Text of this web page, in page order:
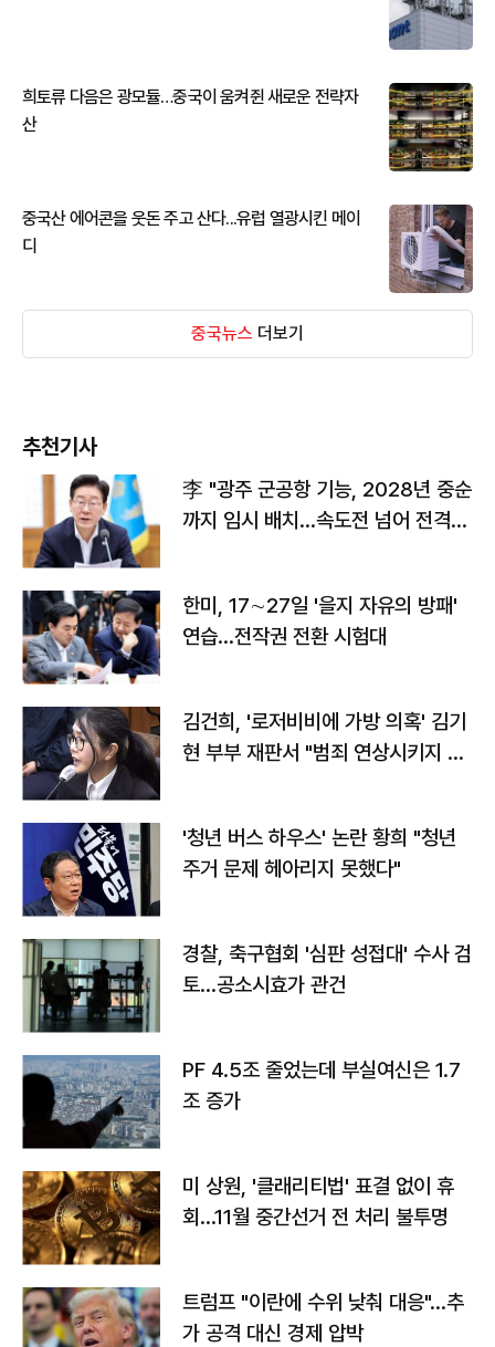
희토류 다음은 광모듈…중국이 움켜쥔 새로운 전략자
산
중국산 에어콘을 웃돈 주고 산다...유럽 열광시킨 메이
디
중국뉴스 더보기
추천기사
李 "광주 군공항 기능, 2028년 중순
까지 임시 배치…속도전 넘어 전격
한미, 17∼27일 '을지 자유의 방패'
연습…전작권 전환 시험대
김건희, '로저비비에 가방 의혹' 김기
현 부부 재판서 "범죄 연상시키지 말
'청년 버스 하우스' 논란 황희 "청년
주거 문제 헤아리지 못했다"
경찰, 축구협회 '심판 성접대' 수사 검
토…공소시효가 관건
PF 4.5조 줄었는데 부실여신은 1.7
조 증가
미 상원, '클래리티법' 표결 없이 휴
회…11월 중간선거 전 처리 불투명
트럼프 "이란에 수위 낮춰 대응"…추
가 공격 대신 경제 압박